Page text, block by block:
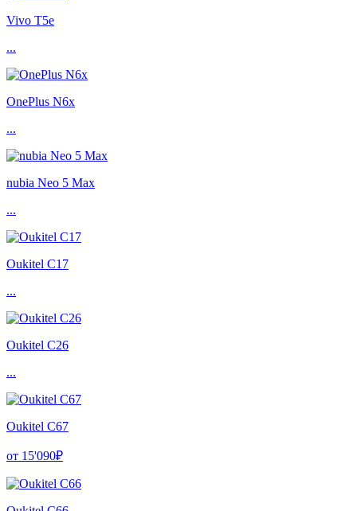
Vivo T5e
...
OnePlus N6x
...
nubia Neo 5 Max
...
Oukitel C17
...
Oukitel C26
...
Oukitel C67
от 15'090₽